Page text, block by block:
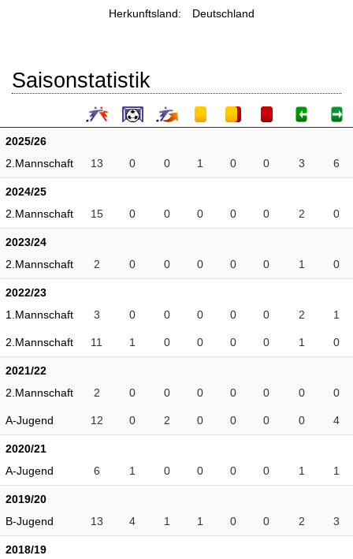
Herkunftsland:
Deutschland
Saisonstatistik
2025/26
2.Mannschaft
13 0 0 1 0 0 3 6
2024/25
2.Mannschaft
15 0 0 0 0 0 2 0
2023/24
2.Mannschaft
2 0 0 0 0 0 1 0
2022/23
1.Mannschaft
3 0 0 0 0 0 2 1
2.Mannschaft 11 1 0 0 0 0 1 0
2021/22
2.Mannschaft
2 0 0 0 0 0 0 0
A-Jugend 12 0 2 0 0 0 0 4
2020/21
A-Jugend
6 1 0 0 0 0 1 1
2019/20
B-Jugend
13 4 1 1 0 0 2 3
2018/19